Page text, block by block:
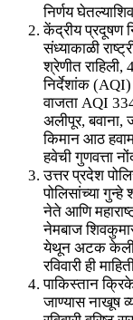
निर्णय
केंद्रीय प्रदूषण
संध्याकाळी
श्रेणीत राहिली,
निर्देशांक
वाजता AQI
अलीपूर, बवाना,
किमान आठ
हवेची गुणवत्ता
उत्तर प्रदेश
पोलिसांच्या
नेते आणि
नेमबाज
येथून अटक केली
रविवारी ही
पाकिस्तान
जाण्यास नाखूष